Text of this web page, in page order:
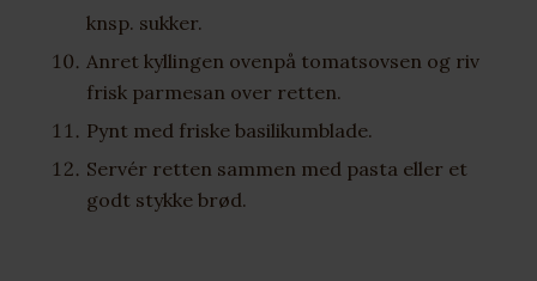
knsp. sukker.
Anret kyllingen ovenpå tomatsovsen og riv
frisk parmesan over retten.
Pynt med friske basilikumblade.
Servér retten sammen med pasta eller et
godt stykke brød.